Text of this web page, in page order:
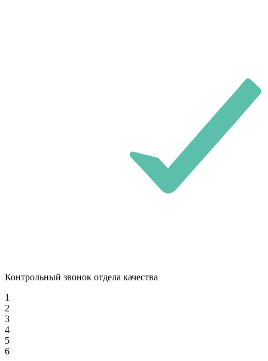
Контрольный звонок отдела качества
1
2
3
4
5
6